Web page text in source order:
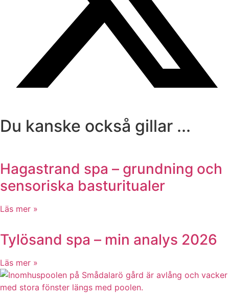
Du kanske också gillar ...
Hagastrand spa – grundning och
sensoriska basturitualer
Läs mer »
Tylösand spa – min analys 2026
Läs mer »